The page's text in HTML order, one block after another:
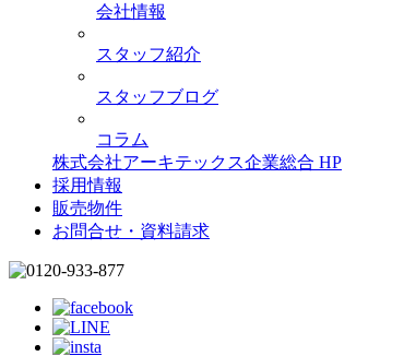
会社情報
スタッフ紹介
スタッフブログ
コラム
株式会社アーキテックス企業総合 HP
採用情報
販売物件
お問合せ・資料請求